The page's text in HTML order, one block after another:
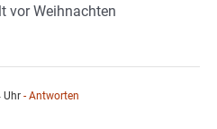
vor Weihnachten
Uhr - Antworten